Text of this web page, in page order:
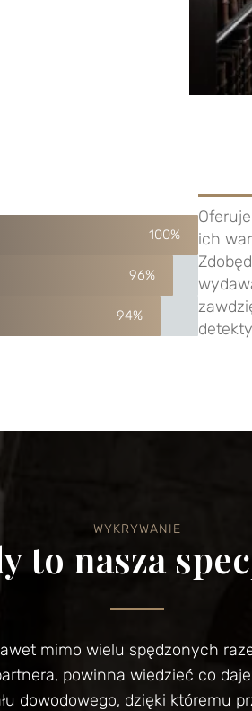
100%
96%
94%
ich
WYKRYWANIE
to nasza
mimo wielu spędzonych
powinna wiedzieć co
dowodowego, dzięki któremu